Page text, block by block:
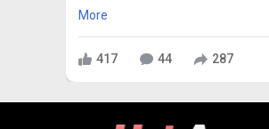
More
417 44 287